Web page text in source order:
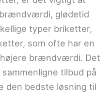
glødetid
typer briketter,
som ofte har en
brændværdi. Det
tilbud på
bedste løsning til